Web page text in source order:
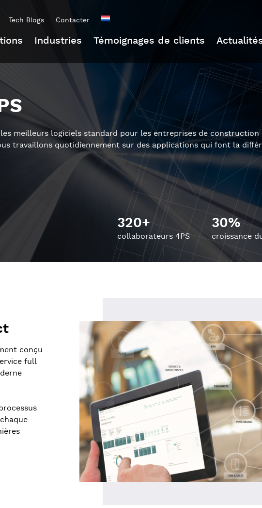
Tech Blogs Contacter
Industries Témoignages de clients
meilleurs logiciels standard pour les entreprises de construction
travaillons quotidiennement sur des applications qui font la
320+
collaborateurs 4PS
30%
croissance
conçu
full